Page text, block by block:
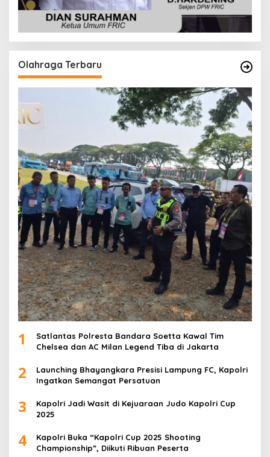
Olahraga Terbaru
1
Satlantas Polresta Bandara Soetta Kawal Tim
Chelsea dan AC Milan Legend Tiba di Jakarta
2
Launching Bhayangkara Presisi Lampung FC, Kapolri
Ingatkan Semangat Persatuan
3
Kapolri Jadi Wasit di Kejuaraan Judo Kapolri Cup
2025
4
Kapolri Buka “Kapolri Cup 2025 Shooting
Championship”, Diikuti Ribuan Peserta